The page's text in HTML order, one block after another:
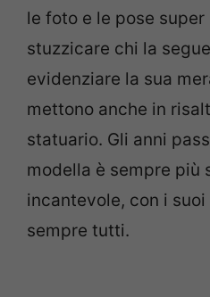
le foto e le pose
stuzzicare chi la
evidenziare la sua
mettono anche in
statuario. Gli anni
modella è sempre più
incantevole, con i
sempre tutti.